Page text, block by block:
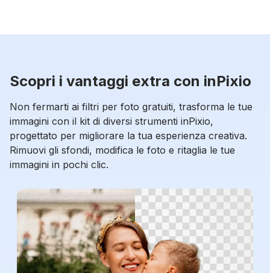
Scopri i vantaggi extra con inPixio
Non fermarti ai filtri per foto gratuiti, trasforma le tue
immagini con il kit di diversi strumenti inPixio,
progettato per migliorare la tua esperienza creativa.
Rimuovi gli sfondi, modifica le foto e ritaglia le tue
immagini in pochi clic.